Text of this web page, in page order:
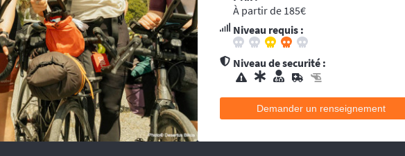
À partir de 185€
Niveau requis :
Niveau de securité :
ambulance et/ou véhicule médicalisé à poste ainsi que des médecins et équipes médicales qui
de la course.
d’ambulance, d’équipes médicales à poste ainsi que des médecins et équipes médicales qui se
de la course.
Demander un renseignement